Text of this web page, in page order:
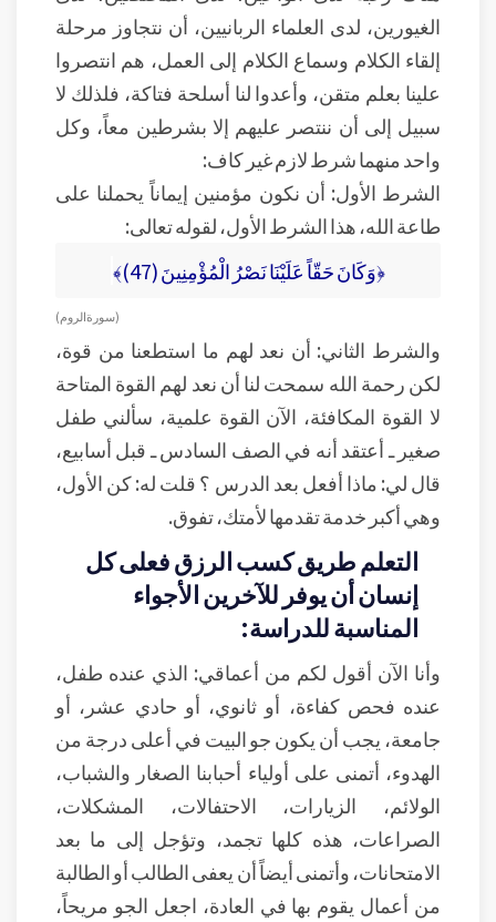
الغيورين، لدى العلماء الربانيين، أن نتجاوز مرحلة
إلقاء الكلام وسماع الكلام إلى العمل، هم انتصروا
علينا بعلم متقن، وأعدوا لنا أسلحة فتاكة، فلذلك لا
سبيل إلى أن ننتصر عليهم إلا بشرطين معاً، وكل
واحد منهما شرط لازم غير كاف:
الشرط الأول: أن نكون مؤمنين إيماناً يحملنا على
طاعة الله، هذا الشرط الأول، لقوله تعالى:
﴿وَكَانَ حَقّاً عَلَيْنَا نَصْرُ الْمُؤْمِنِينَ (47)﴾
( سورة الروم )
والشرط الثاني: أن نعد لهم ما استطعنا من قوة،
لكن رحمة الله سمحت لنا أن نعد لهم القوة المتاحة
لا القوة المكافئة، الآن القوة علمية، سألني طفل
صغير ـ أعتقد أنه في الصف السادس ـ قبل أسابيع،
قال لي: ماذا أفعل بعد الدرس ؟ قلت له: كن الأول،
وهي أكبر خدمة تقدمها لأمتك، تفوق.
التعلم طريق كسب الرزق فعلى كل
إنسان أن يوفر للآخرين الأجواء
المناسبة للدراسة:
وأنا الآن أقول لكم من أعماقي: الذي عنده طفل،
عنده فحص كفاءة، أو ثانوي، أو حادي عشر، أو
جامعة، يجب أن يكون جو البيت في أعلى درجة من
الهدوء، أتمنى على أولياء أحبابنا الصغار والشباب،
الولائم، الزيارات، الاحتفالات، المشكلات،
الصراعات، هذه كلها تجمد، وتؤجل إلى ما بعد
الامتحانات، وأتمنى أيضاً أن يعفى الطالب أو الطالبة
من أعمال يقوم بها في العادة، اجعل الجو مريحاً،